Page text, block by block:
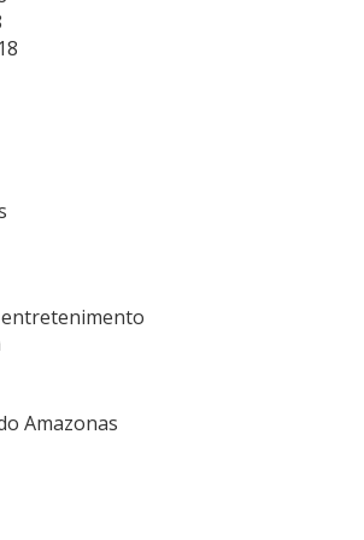
Amazonas